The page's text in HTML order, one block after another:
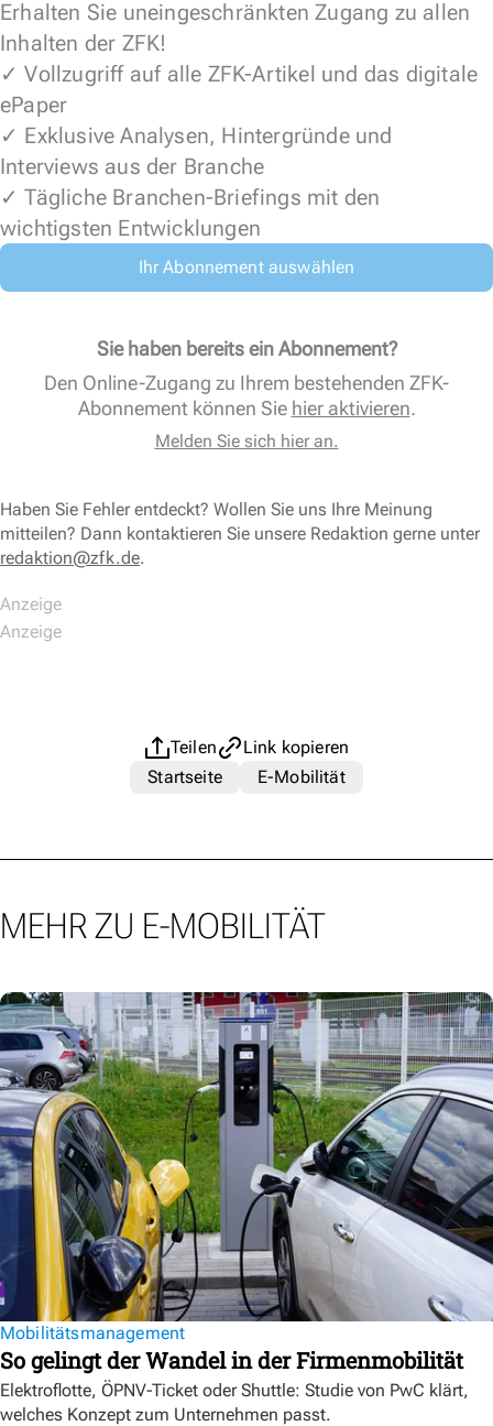
Erhalten Sie uneingeschränkten Zugang zu allen
Inhalten der ZFK!
✓ Vollzugriff auf alle ZFK-Artikel und das digitale
ePaper
✓ Exklusive Analysen, Hintergründe und
Interviews aus der Branche
✓ Tägliche Branchen-Briefings mit den
wichtigsten Entwicklungen
Ihr Abonnement auswählen
Sie haben bereits ein Abonnement?
Den Online-Zugang zu Ihrem bestehenden ZFK-
Abonnement können Sie hier aktivieren.
Melden Sie sich hier an.
Haben Sie Fehler entdeckt? Wollen Sie uns Ihre Meinung
mitteilen? Dann kontaktieren Sie unsere Redaktion gerne unter
redaktion@zfk.de.
Teilen
Link kopieren
Startseite
E-Mobilität
MEHR ZU E-MOBILITÄT
Mobilitätsmanagement
So gelingt der Wandel in der Firmenmobilität
Elektroflotte, ÖPNV-Ticket oder Shuttle: Studie von PwC klärt,
welches Konzept zum Unternehmen passt.